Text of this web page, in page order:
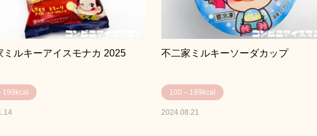
ミルキーアイスモナカ 2025
199kcal
不二家ミルキーソーダカップ
100～199kcal
2024.08.21